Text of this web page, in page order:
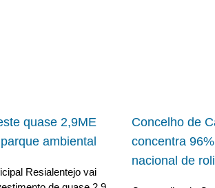
quase 2,9ME
ambiental
Resialentejo vai
Concelho de
concentra
nacional de